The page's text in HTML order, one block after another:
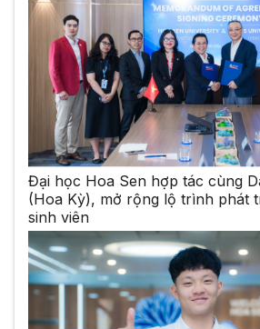
Đại học Hoa Sen hợp tác cùng
(Hoa Kỳ), mở rộng lộ trình phát
sinh viên